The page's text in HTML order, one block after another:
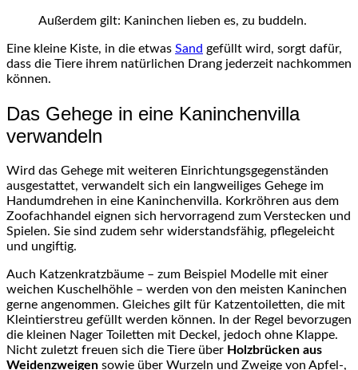
Außerdem gilt: Kaninchen lieben es, zu buddeln.
Eine kleine Kiste, in die etwas Sand gefüllt wird, sorgt dafür,
dass die Tiere ihrem natürlichen Drang jederzeit nachkommen
können.
Das Gehege in eine Kaninchenvilla
verwandeln
Wird das Gehege mit weiteren Einrichtungsgegenständen
ausgestattet, verwandelt sich ein langweiliges Gehege im
Handumdrehen in eine Kaninchenvilla. Korkröhren aus dem
Zoofachhandel eignen sich hervorragend zum Verstecken und
Spielen. Sie sind zudem sehr widerstandsfähig, pflegeleicht
und ungiftig.
Auch Katzenkratzbäume – zum Beispiel Modelle mit einer
weichen Kuschelhöhle – werden von den meisten Kaninchen
gerne angenommen. Gleiches gilt für Katzentoiletten, die mit
Kleintierstreu gefüllt werden können. In der Regel bevorzugen
die kleinen Nager Toiletten mit Deckel, jedoch ohne Klappe.
Nicht zuletzt freuen sich die Tiere über Holzbrücken aus
Weidenzweigen sowie über Wurzeln und Zweige von Apfel-,